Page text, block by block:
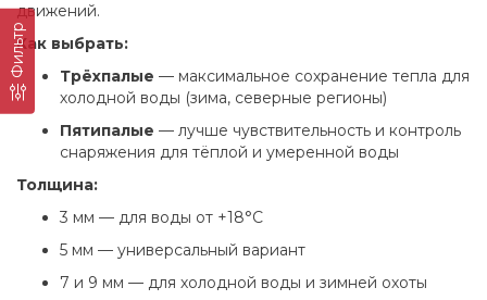
Фильтр
движений.
Как выбрать:
Трёхпалые — максимальное сохранение тепла для
холодной воды (зима, северные регионы)
Пятипалые — лучше чувствительность и контроль
снаряжения для тёплой и умеренной воды
Толщина:
3 мм — для воды от +18°C
5 мм — универсальный вариант
7 и 9 мм — для холодной воды и зимней охоты